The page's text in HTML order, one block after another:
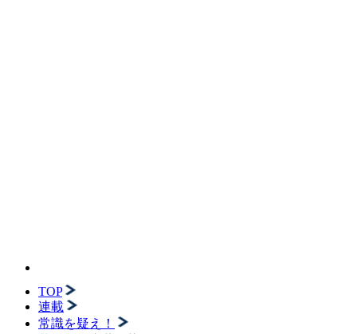
TOP
連載
常識を疑え！